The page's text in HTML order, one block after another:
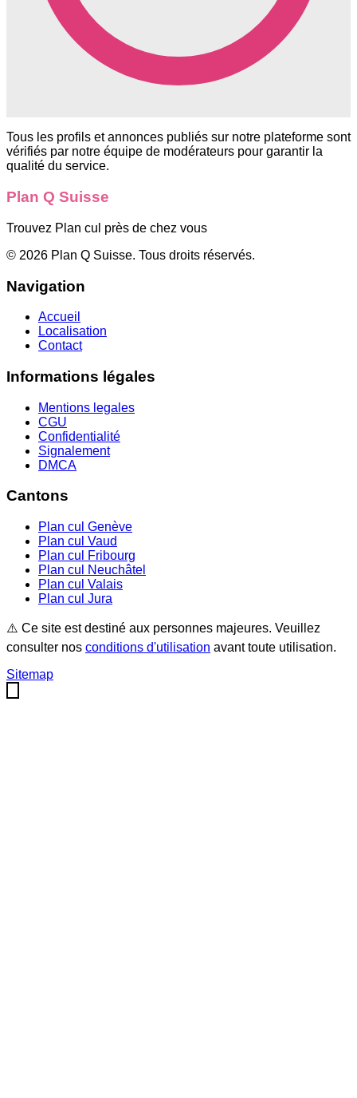
Tous les profils et annonces publiés sur notre plateforme sont
vérifiés par notre équipe de modérateurs pour garantir la
qualité du service.
Plan Q Suisse
Trouvez Plan cul près de chez vous
© 2026 Plan Q Suisse. Tous droits réservés.
Navigation
Accueil
Localisation
Contact
Informations légales
Mentions legales
CGU
Confidentialité
Signalement
DMCA
Cantons
Plan cul Genève
Plan cul Vaud
Plan cul
Fribourg
Plan cul
Neuchâtel
Plan cul Valais
Plan cul Jura
⚠️ Ce site est destiné aux personnes majeures. Veuillez
consulter nos conditions d'utilisation avant toute utilisation.
Sitemap